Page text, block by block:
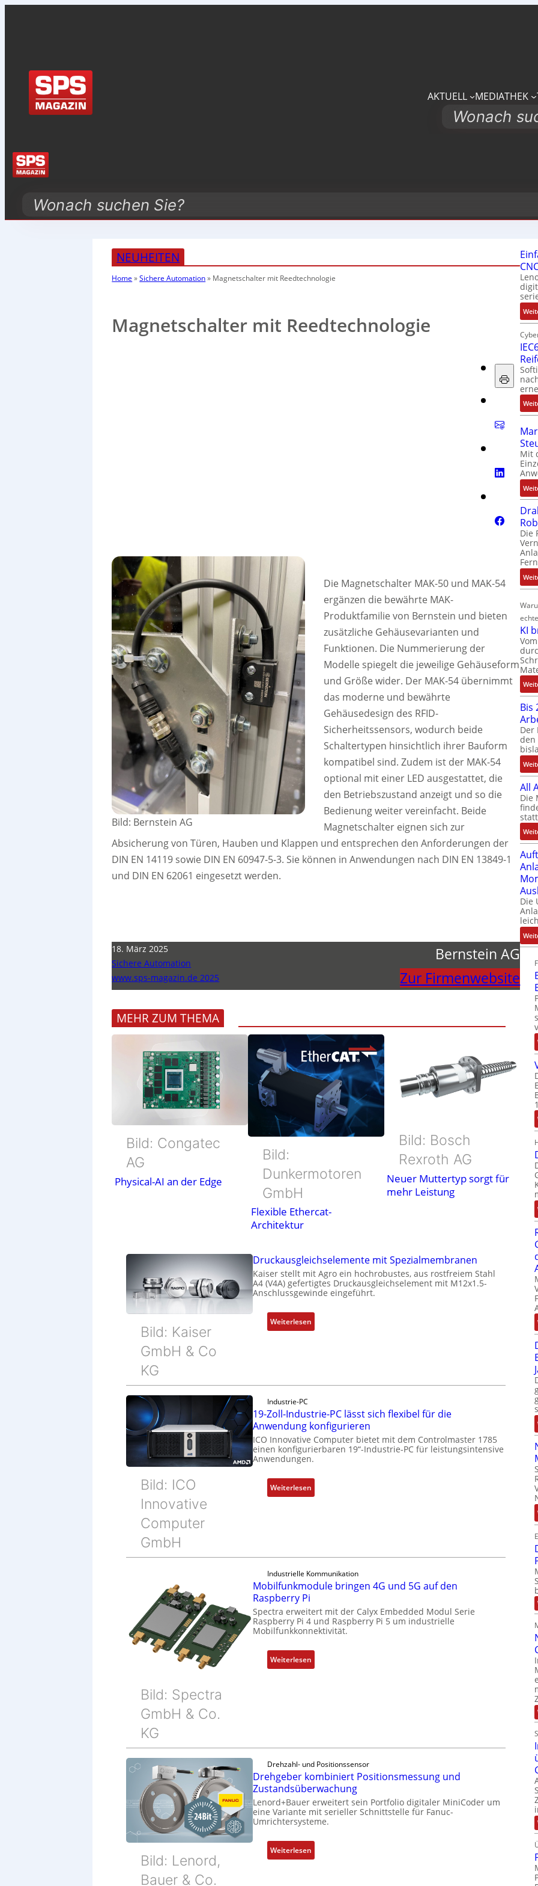
AKTUELL MEDIATHEK
Search
Search
NEUHEITEN
Home »Sichere Automation» Magnetschalter mit Reedtechnologie
Magnetschalter mit Reedtechnologie
Bild: Bernstein AG
Die Magnetschalter MAK-50 und MAK-54
ergänzen die bewährte MAK-
Produktfamilie von Bernstein und bieten
zusätzliche Gehäusevarianten und
Funktionen. Die Nummerierung der
Modelle spiegelt die jeweilige Gehäuseform
und Größe wider. Der MAK-54 übernimmt
das moderne und bewährte
Gehäusedesign des RFID-
Sicherheitssensors, wodurch beide
Schaltertypen hinsichtlich ihrer Bauform
kompatibel sind. Zudem ist der MAK-54
optional mit einer LED ausgestattet, die
den Betriebszustand anzeigt und so die
Bedienung weiter vereinfacht. Beide
Magnetschalter eignen sich zur
Absicherung von Türen, Hauben und Klappen und entsprechen den Anforderungen der
DIN EN 14119 sowie DIN EN 60947-5-3. Sie können in Anwendungen nach DIN EN 13849-1
und DIN EN 62061 eingesetzt werden.
18. März 2025
Sichere Automation
www.sps-magazin.de 2025
Bernstein AG
Zur Firmenwebsite
MEHR ZUM THEMA
Bild: Congatec
AG
Physical-AI an der Edge
Bild:
Dunkermotoren
GmbH
Flexible Ethercat-
Architektur
Bild: Bosch
Rexroth AG
Neuer Muttertyp sorgt für
mehr Leistung
Bild: Kaiser
GmbH & Co
KG
Druckausgleichselemente mit Spezialmembranen
Kaiser stellt mit Agro ein hochrobustes, aus rostfreiem Stahl
A4 (V4A) gefertigtes Druckausgleichselement mit M12x1.5-
Anschlussgewinde eingeführt.
Weiterlesen:
D
k
u
s
l
e
c
h
m
e
n
e
m
i
t
S
m
e
m
b
r
a
n
e
n
Bild: ICO
Innovative
Computer
GmbH
Industrie-PC
19-Zoll-Industrie-PC lässt sich flexibel für die
Anwendung konfigurieren
ICO Innovative Computer bietet mit dem Controlmaster 1785
einen konfigurierbaren 19“-Industrie-PC für leistungsintensive
Anwendungen.
Weiterlesen:
1
l
-
n
d
s
t
ä
s
s
t
s
i
c
h
Bild: Spectra
GmbH & Co.
KG
Industrielle Kommunikation
Mobilfunkmodule bringen 4G und 5G auf den
Raspberry Pi
Spectra erweitert mit der Calyx Embedded Modul Serie
Raspberry Pi 4 und Raspberry Pi 5 um industrielle
Mobilfunkkonnektivität.
Weiterlesen:
M
u
n
k
m
d
u
e
b
Bild: Lenord,
Bauer & Co.
Drehzahl- und Positionssensor
Drehgeber kombiniert Positionsmessung und
Zustandsüberwachung
Lenord+Bauer erweitert sein Portfolio digitaler MiniCoder um
eine Variante mit serieller Schnittstelle für Fanuc-
Umrichtersysteme.
Weiterlesen:
D
Mit
Die
KI
Bis
Der
den
All
Die
Die